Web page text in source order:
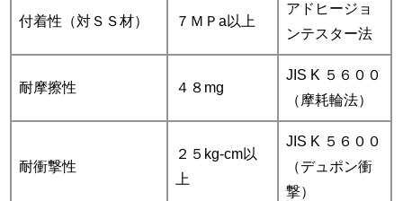
付着性（対ＳＳ材） ７ＭＰa以上
アドヒージョ
ンテスター法
耐摩擦性 ４８mg
JIS K ５６００
（摩耗輪法）
耐衝撃性
２５kg-cm以
上
JIS K ５６００
（デュポン衝
撃）